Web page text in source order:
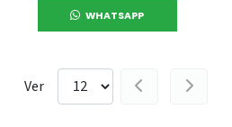
WHATSAPP
Ver